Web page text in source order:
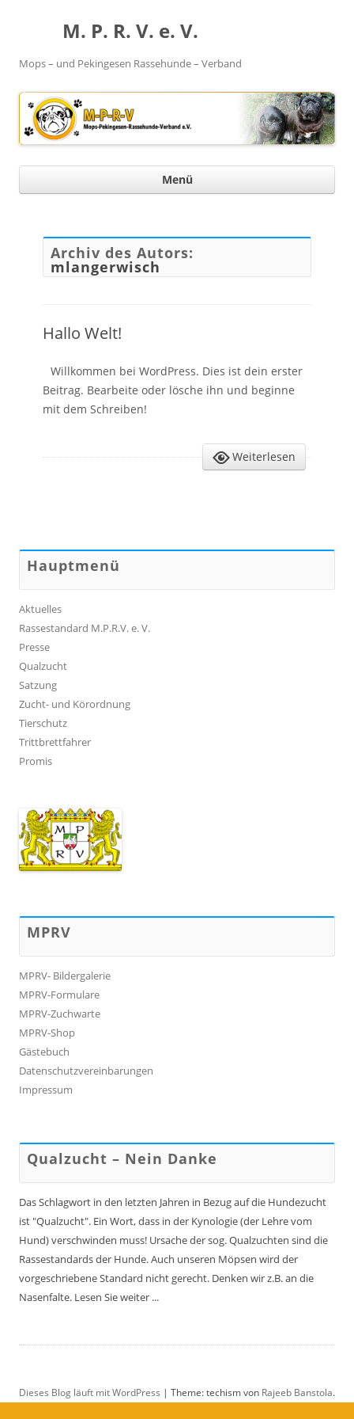
M. P. R. V. e. V.
Mops – und Pekingesen Rassehunde – Verband
Menü
Archiv des Autors:
mlangerwisch
Hallo Welt!
Willkommen bei WordPress. Dies ist dein erster
Beitrag. Bearbeite oder lösche ihn und beginne
mit dem Schreiben!
Weiterlesen
Hauptmenü
Aktuelles
Rassestandard M.P.R.V. e. V.
Presse
Qualzucht
Satzung
Zucht- und Körordnung
Tierschutz
Trittbrettfahrer
Promis
MPRV
MPRV- Bildergalerie
MPRV-Formulare
MPRV-Zuchwarte
MPRV-Shop
Gästebuch
Datenschutzvereinbarungen
Impressum
Qualzucht – Nein Danke
Das Schlagwort in den letzten Jahren in Bezug auf die Hundezucht
ist "Qualzucht". Ein Wort, dass in der Kynologie (der Lehre vom
Hund) verschwinden muss! Ursache der sog. Qualzuchten sind die
Rassestandards der Hunde. Auch unseren Möpsen wird der
vorgeschriebene Standard nicht gerecht. Denken wir z.B. an die
Nasenfalte. Lesen Sie weiter ...
Dieses Blog läuft mit WordPress | Theme: techism von Rajeeb Banstola.